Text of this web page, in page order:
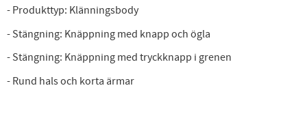
- Produkttyp: Klänningsbody
- Stängning: Knäppning med knapp och ögla
- Stängning: Knäppning med tryckknapp i grenen
- Rund hals och korta ärmar